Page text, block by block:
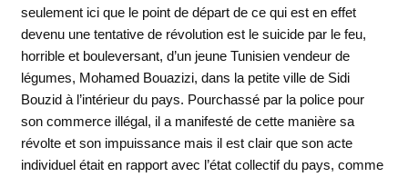
seulement ici que le point de départ de ce qui est en effet
devenu une tentative de révolution est le suicide par le feu,
horrible et bouleversant, d’un jeune Tunisien vendeur de
légumes, Mohamed Bouazizi, dans la petite ville de Sidi
Bouzid à l’intérieur du pays. Pourchassé par la police pour
son commerce illégal, il a manifesté de cette manière sa
révolte et son impuissance mais il est clair que son acte
individuel était en rapport avec l’état collectif du pays, comme